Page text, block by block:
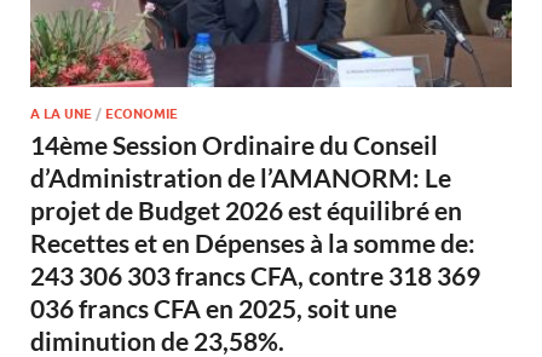
A LA UNE / ECONOMIE
14ème Session Ordinaire du Conseil
d’Administration de l’AMANORM: Le
projet de Budget 2026 est équilibré en
Recettes et en Dépenses à la somme de:
243 306 303 francs CFA, contre 318 369
036 francs CFA en 2025, soit une
diminution de 23,58%.